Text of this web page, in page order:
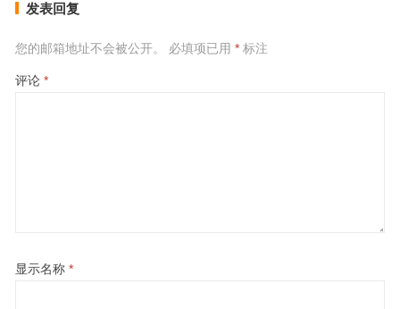
发表回复
您的邮箱地址不会被公开。 必填项已用 *标注
评论 *
显示名称 *